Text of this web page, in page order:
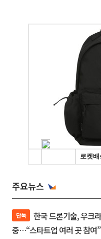
주요뉴스
단독
중…“스타트업 여러 곳 참여”